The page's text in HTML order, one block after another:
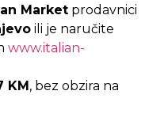
Market prodavnici
ili je naručite
www.italian-
KM , bez obzira na